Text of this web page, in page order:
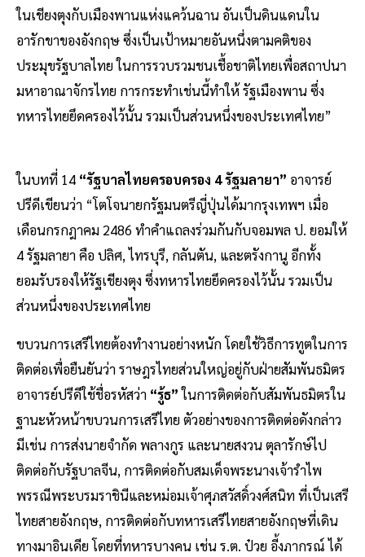
ในเชียงตุงกับเมืองพานแห่งแคว้นฉาน อันเป็นดินแดนใน
อารักขาของอังกฤษ ซึ่งเป็นเป้าหมายอันหนึ่งตามคติของ
ประมุขรัฐบาลไทย ในการรวบรวมชนเชื้อชาติไทยเพื่อสถาปนา
มหาอาณาจักรไทย การกระทำเช่นนี้ทำให้ รัฐเมืองพาน ซึ่ง
ทหารไทยยึดครองไว้นั้น รวมเป็นส่วนหนึ่งของประเทศไทย”
ในบทที่ 14 “รัฐบาลไทยครอบครอง 4 รัฐมลายา” อาจารย์
ปรีดีเขียนว่า “โตโจนายกรัฐมนตรีญี่ปุ่นได้มากรุงเทพฯ เมื่อ
เดือนกรกฎาคม 2486 ทำคำแถลงร่วมกันกับจอมพล ป. ยอมให้
4 รัฐมลายา คือ ปลิศ, ไทรบุรี, กลันตัน, และตรังกานู อีกทั้ง
ยอมรับรองให้รัฐเชียงตุง ซึ่งทหารไทยยึดครองไว้นั้น รวมเป็น
ส่วนหนึ่งของประเทศไทย
ขบวนการเสรีไทยต้องทำงานอย่างหนัก โดยใช้วิธีการทูตในการ
ติดต่อเพื่อยืนยันว่า ราษฎรไทยส่วนใหญ่อยู่กับฝ่ายสัมพันธมิตร
อาจารย์ปรีดีใช้ชื่อรหัสว่า “รู้ธ”ในการติดต่อกับสัมพันธมิตรใน
ฐานะหัวหน้าขบวนการเสรีไทย ตัวอย่างของการติดต่อดังกล่าว
มีเช่น การส่งนายจำกัด พลางกูร และนายสงวน ตุลารักษ์ไป
ติดต่อกับรัฐบาลจีน, การติดต่อกับสมเด็จพระนางเจ้ารำไพ
พรรณีพระบรมราชินีและหม่อมเจ้าศุภสวัสดิ์วงศ์สนิท ที่เป็นเสรี
ไทยสายอังกฤษ, การติดต่อกับทหารเสรีไทยสายอังกฤษที่เดิน
ทางมาอินเดีย โดยที่ทหารบางคน เช่น ร.ต. ป๋วย อี้งภากรณ์ ได้